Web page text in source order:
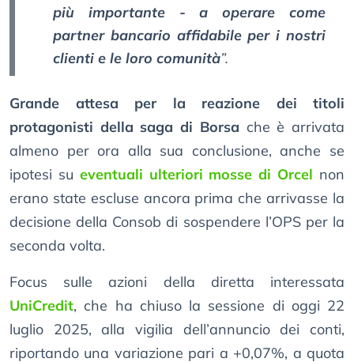
più importante - a operare come
partner bancario affidabile per i nostri
clienti e le loro comunità”.
Grande attesa per la reazione dei titoli
protagonisti della saga di Borsa che è arrivata
almeno per ora alla sua conclusione, anche se
ipotesi su eventuali ulteriori mosse di Orcel non
erano state escluse ancora prima che arrivasse la
decisione della Consob di sospendere l’OPS per la
seconda volta.
Focus sulle azioni della diretta interessata
UniCredit, che ha chiuso la sessione di oggi 22
luglio 2025, alla vigilia dell’annuncio dei conti,
riportando una variazione pari a +0,07%, a quota